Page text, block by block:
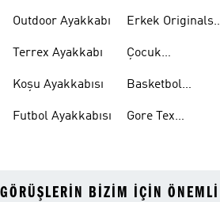
Outdoor Ayakkabı
Terrex Ayakkabı
Koşu Ayakkabısı
Futbol Ayakkabısı
Erkek Originals
Çocuk
Basketbol
Gore Tex
GÖRÜŞLERIN BIZIM IÇIN ÖNEMLI